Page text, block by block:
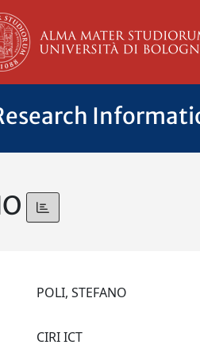
POLI, STEFANO
CIRI ICT